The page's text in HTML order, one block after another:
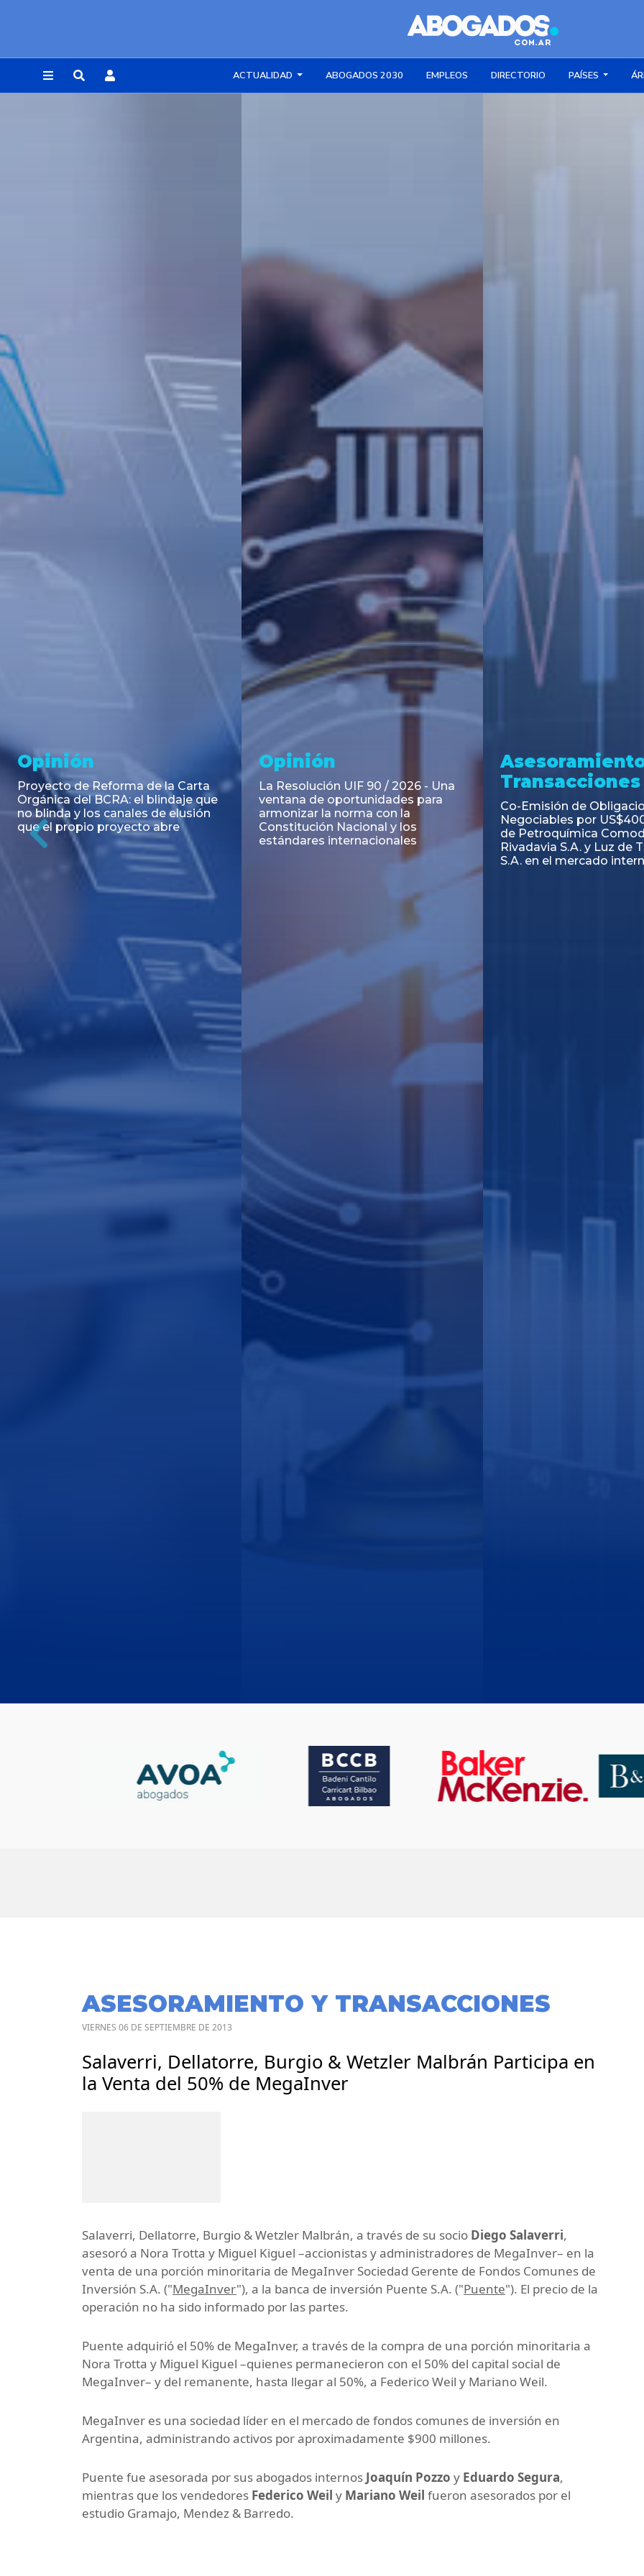
ACTUALIDAD ABOGADOS 2030 EMPLEOS DIRECTORIO PAÍSES
Noticia
RESOLUCIÓN 271/2026 de la
SECRETARIA DE COORDINACIÓN
DE PRODUCCIÓN: Actualización y
unificación de las advertencias
obligatorias en la publicidad de
juegos y apuestas en...
Asesoramiento y
Transacciones
Emisión de Obligaciones
Negociables Clase E de Central
Puerto S.A. por un Valor Nominal
de U$S 98.897.303
Transacciones
PAGBAM asesoró a
autorización para la
de los Certificados de
del Fideicomiso
Inmobiliario "Espacio
Previous
ASESORAMIENTO Y TRANSACCIONES
VIERNES 06 DE SEPTIEMBRE DE 2013
Salaverri, Dellatorre, Burgio & Wetzler Malbrán Participa en
la Venta del 50% de MegaInver
Salaverri, Dellatorre, Burgio & Wetzler Malbrán, a través de su socio Diego Salaverri,
asesoró a Nora Trotta y Miguel Kiguel –accionistas y administradores de MegaInver– en la
venta de una porción minoritaria de MegaInver Sociedad Gerente de Fondos Comunes de
Inversión S.A. ("MegaInver"), a la banca de inversión Puente S.A. ("Puente"). El precio de la
operación no ha sido informado por las partes.
Puente adquirió el 50% de MegaInver, a través de la compra de una porción minoritaria a
Nora Trotta y Miguel Kiguel –quienes permanecieron con el 50% del capital social de
MegaInver– y del remanente, hasta llegar al 50%, a Federico Weil y Mariano Weil.
MegaInver es una sociedad líder en el mercado de fondos comunes de inversión en
Argentina, administrando activos por aproximadamente $900 millones.
Puente fue asesorada por sus abogados internos Joaquín Pozzo y Eduardo Segura,
mientras que los vendedores Federico Weil y Mariano Weil fueron asesorados por el
estudio Gramajo, Mendez & Barredo.